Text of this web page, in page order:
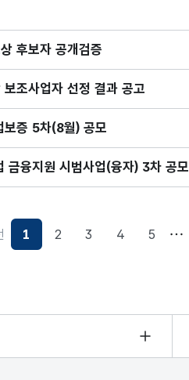
후보자 공개검증
조사업자 선정 결과 공고
보증 5차(8월) 공모
금융지원 시범사업(융자) 3차 공모
현재페이지
1 2 3 4 5